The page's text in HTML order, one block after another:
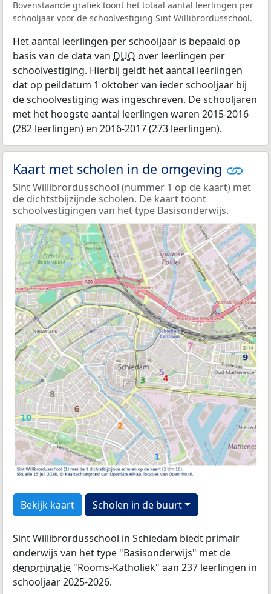
Bovenstaande grafiek toont het totaal aantal leerlingen per
schooljaar voor de schoolvestiging Sint Willibrordusschool.
Het aantal leerlingen per schooljaar is bepaald op
basis van de data van DUO over leerlingen per
schoolvestiging. Hierbij geldt het aantal leerlingen
dat op peildatum 1 oktober van ieder schooljaar bij
de schoolvestiging was ingeschreven. De schooljaren
met het hoogste aantal leerlingen waren 2015-2016
(282 leerlingen) en 2016-2017 (273 leerlingen).
Kaart met scholen in de omgeving
Sint Willibrordusschool (nummer 1 op de kaart) met
de dichtstbijzijnde scholen. De kaart toont
schoolvestigingen van het type Basisonderwijs.
Bekijk kaart Scholen in de buurt
Sint Willibrordusschool in Schiedam biedt primair
onderwijs van het type "Basisonderwijs" met de
denominatie "Rooms-Katholiek" aan 237 leerlingen in
schooljaar 2025-2026.